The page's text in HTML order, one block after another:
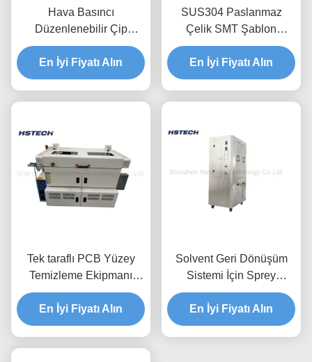
Hava Basıncı
Düzenlenebilir Çip
Monter Nozzle Cleaner
Light Display With Tray
En İyi Fiyatı Alın
SUS304 Paslanmaz
Çelik SMT Şablon
Temizleme Makinesi
Alkol Solvent Su
En İyi Fiyatı Alın
Tek taraflı PCB Yüzey
Temizleme Ekipmanı
Yapıştırıcı Rol Disk fırçası
ESD 50/60Hz
En İyi Fiyatı Alın
Solvent Geri Dönüşüm
Sistemi İçin Sprey
Temizleme ve Kurutma
SMT Stencil Temizleme
Makinesi
En İyi Fiyatı Alın